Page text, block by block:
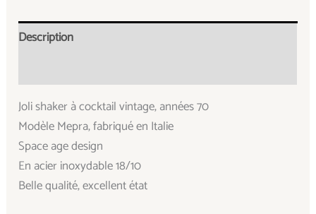
Description
Joli shaker à cocktail vintage, années 70
Modèle Mepra, fabriqué en Italie
Space age design
En acier inoxydable 18/10
Belle qualité, excellent état